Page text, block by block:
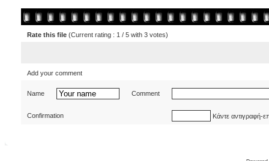
Rate this file (Current rating : 1 / 5 with 3 votes)
Add your comment
Name Comment
Confirmation Κάντε αντιγραφή-